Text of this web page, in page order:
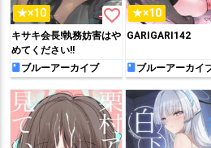
★×10 favorite_border
キサキ会長!執務妨害はや
めてください!!
ブルーアーカイブ
★×10
GARIGARI142
ブルーアーカイ